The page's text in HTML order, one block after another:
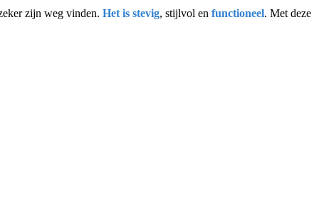
zijn weg vinden. Het is stevig, stijlvol en functioneel. Met deze